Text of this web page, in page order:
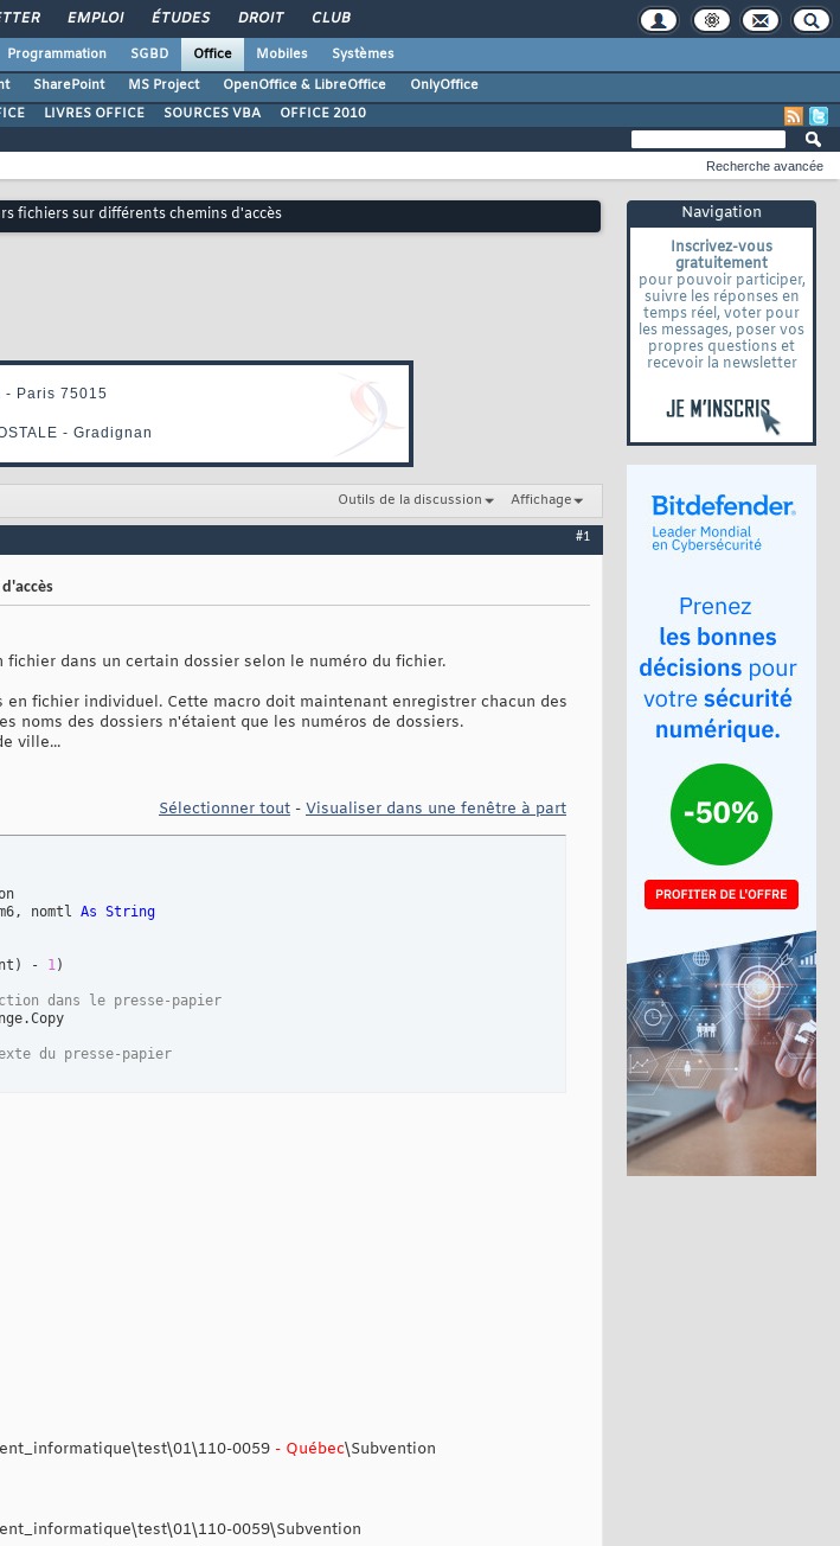
EMPLOI ÉTUDES DROIT CLUB
Programmation SGBD Office Mobiles
Systèmes
SharePoint MS Project OpenOffice & LibreOffice
OnlyOffice
LIVRES OFFICE SOURCES VBA OFFICE 2010
Navigation
Inscrivez-vous
gratuitement
pour pouvoir participer,
suivre les réponses en
temps réel, voter pour
les messages, poser vos
propres questions et
recevoir la newsletter
Recherche avancée
fichiers sur différents chemins d'accès
Outils de la discussion Affichage
#1
dans un certain dossier selon le numéro du fichier.
fichier individuel. Cette macro doit maintenant enregistrer chacun des
noms des dossiers n'étaient que les numéros de dossiers.
ville...
Sélectionner tout - Visualiser dans une fenêtre à part
nomtl As String
) - 1)
dans le presse-papier
du presse-papier
nom5 & nom6
0059 - Québec\Subvention
0059\Subvention